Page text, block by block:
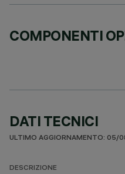
COMPONENTI
DATI TECNICI
ULTIMO AGGIORNAMENTO: 05/
DESCRIZIONE